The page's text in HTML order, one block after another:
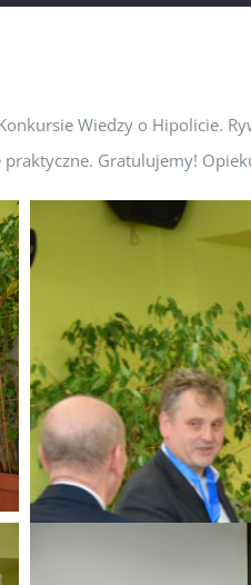
Wiedzy o Hipolicie.
Gratulujemy!